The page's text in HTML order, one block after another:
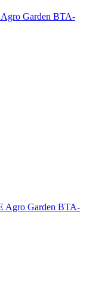
Garden BTA-
Agro Garden BTA-